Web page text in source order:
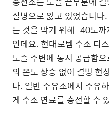
질병으로 앓고 있었습니
는 것을 막기 위해 -40도
인데요. 현대로템 수소 디
노즐 주변에 동시 공급함
의 온도 상승 없이 결빙 현
다. 일반 주유소에서 주유
게 수소 연료를 충전할 수